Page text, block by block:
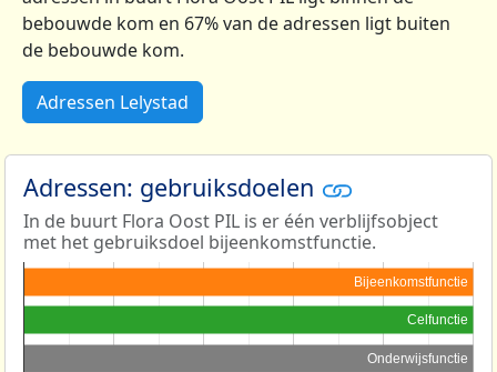
bebouwde kom en 67% van de adressen ligt buiten
de bebouwde kom.
Adressen Lelystad
Adressen: gebruiksdoelen
In de buurt Flora Oost PIL is er één verblijfsobject
met het gebruiksdoel bijeenkomstfunctie.
Bijeenkomstfunctie
Celfunctie
Onderwijsfunctie